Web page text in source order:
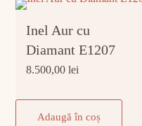
Inel Aur cu
Diamant E1207
8.500,00lei
Adaugă în coș